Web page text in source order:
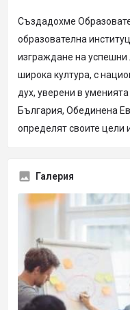
Създадохме
образователна
изграждане на
широка култура, с
дух, уверени в
България, Обединена
определят своите цели
Галерия